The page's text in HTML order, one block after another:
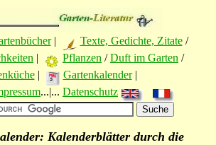
| Texte, Gedichte, Zitate/
| Pflanzen /Duft im Garten /
| Gartenkalender|
...|... Datenschutz
Kalenderblätter durch die